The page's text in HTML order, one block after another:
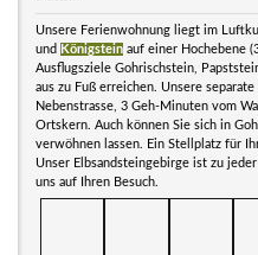
Unsere Ferienwohnung liegt im
und Königstein auf einer Hochebene
Ausflugsziele Gohrischstein,
aus zu Fuß erreichen. Unsere
Nebenstrasse, 3 Geh-Minuten vom
Ortskern. Auch können Sie sich in
verwöhnen lassen. Ein Stellplatz für
Unser Elbsandsteingebirge ist zu
uns auf Ihren Besuch.